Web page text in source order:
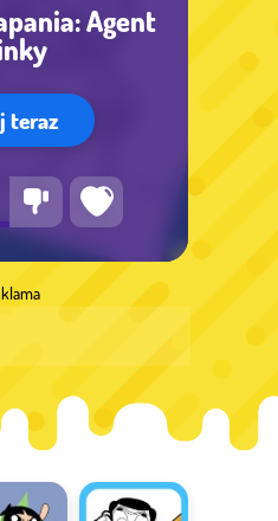
Agent
teraz